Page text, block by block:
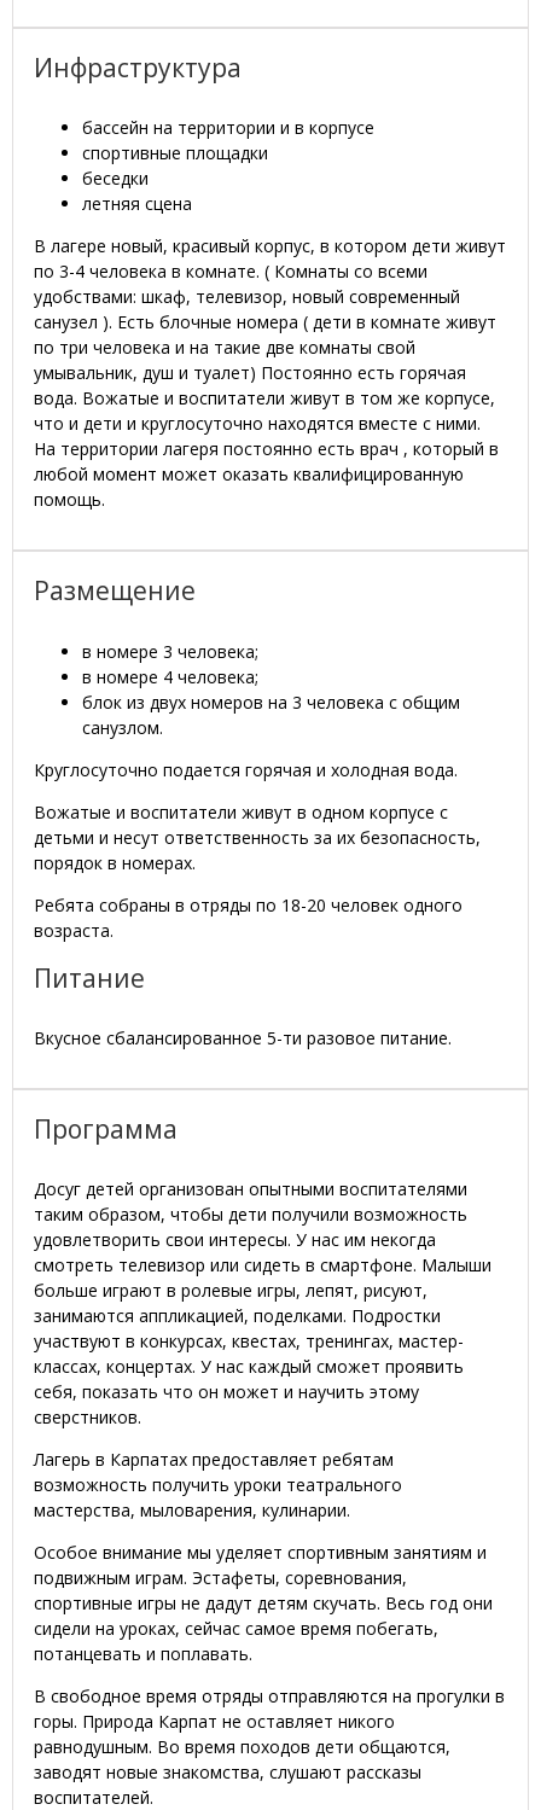
Инфраструктура
бассейн на территории и в корпусе
спортивные площадки
беседки
летняя сцена
В лагере новый, красивый корпус, в котором дети живут
по 3-4 человека в комнате. ( Комнаты со всеми
удобствами: шкаф, телевизор, новый современный
санузел ). Есть блочные номера ( дети в комнате живут
по три человека и на такие две комнаты свой
умывальник, душ и туалет) Постоянно есть горячая
вода. Вожатые и воспитатели живут в том же корпусе,
что и дети и круглосуточно находятся вместе с ними.
На территории лагеря постоянно есть врач , который в
любой момент может оказать квалифицированную
помощь.
Размещение
в номере 3 человека;
в номере 4 человека;
блок из двух номеров на 3 человека с общим
санузлом.
Круглосуточно подается горячая и холодная вода.
Вожатые и воспитатели живут в одном корпусе с
детьми и несут ответственность за их безопасность,
порядок в номерах.
Ребята собраны в отряды по 18-20 человек одного
возраста.
Питание
Вкусное сбалансированное 5-ти разовое питание.
Программа
Досуг детей организован опытными воспитателями
таким образом, чтобы дети получили возможность
удовлетворить свои интересы. У нас им некогда
смотреть телевизор или сидеть в смартфоне. Малыши
больше играют в ролевые игры, лепят, рисуют,
занимаются аппликацией, поделками. Подростки
участвуют в конкурсах, квестах, тренингах, мастер-
классах, концертах. У нас каждый сможет проявить
себя, показать что он может и научить этому
сверстников.
Лагерь в Карпатах предоставляет ребятам
возможность получить уроки театрального
мастерства, мыловарения, кулинарии.
Особое внимание мы уделяет спортивным занятиям и
подвижным играм. Эстафеты, соревнования,
спортивные игры не дадут детям скучать. Весь год они
сидели на уроках, сейчас самое время побегать,
потанцевать и поплавать.
В свободное время отряды отправляются на прогулки в
горы. Природа Карпат не оставляет никого
равнодушным. Во время походов дети общаются,
заводят новые знакомства, слушают рассказы
воспитателей.